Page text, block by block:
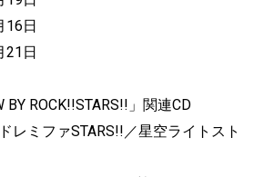
16日
21日
BY ROCK!!STARS!!」関連CD
レミファSTARS!!／星空ライトスト